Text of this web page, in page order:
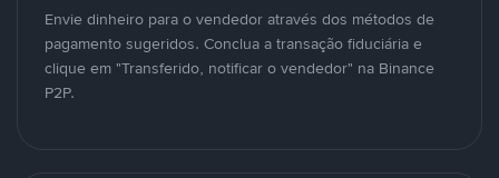
Envie dinheiro para o vendedor através dos métodos de
pagamento sugeridos. Conclua a transação fiduciária e
clique em "Transferido, notificar o vendedor" na Binance
P2P.